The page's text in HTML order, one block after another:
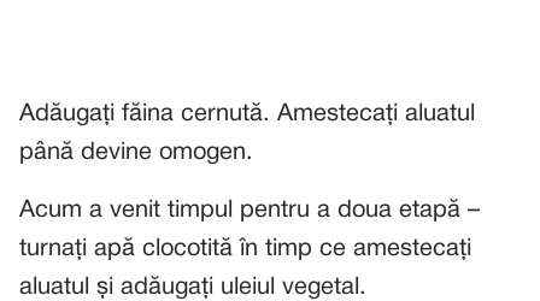
Adăugați făina cernută. Amestecați aluatul
până devine omogen.
Acum a venit timpul pentru a doua etapă –
turnați apă clocotită în timp ce amestecați
aluatul și adăugați uleiul vegetal.